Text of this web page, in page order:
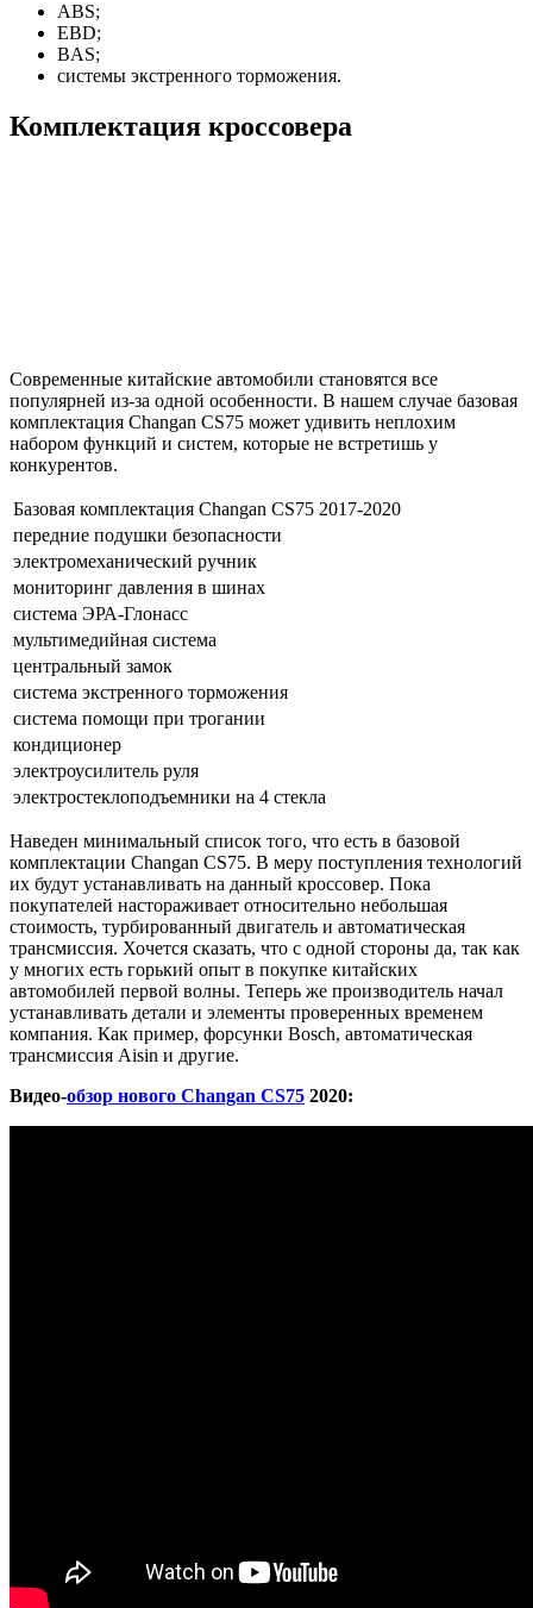
ABS;
EBD;
BAS;
системы экстренного торможения.
Комплектация кроссовера
Современные китайские автомобили становятся все
популярней из-за одной особенности. В нашем случае базовая
комплектация Changan CS75 может удивить неплохим
набором функций и систем, которые не встретишь у
конкурентов.
Базовая комплектация Changan CS75 2017-2020
передние подушки безопасности
электромеханический ручник
мониторинг давления в шинах
система ЭРА-Глонасс
мультимедийная система
центральный замок
система экстренного торможения
система помощи при трогании
кондиционер
электроусилитель руля
электростеклоподъемники на 4 стекла
Наведен минимальный список того, что есть в базовой
комплектации Changan CS75. В меру поступления технологий
их будут устанавливать на данный кроссовер. Пока
покупателей настораживает относительно небольшая
стоимость, турбированный двигатель и автоматическая
трансмиссия. Хочется сказать, что с одной стороны да, так как
у многих есть горький опыт в покупке китайских
автомобилей первой волны. Теперь же производитель начал
устанавливать детали и элементы проверенных временем
компания. Как пример, форсунки Bosch, автоматическая
трансмиссия Aisin и другие.
Видео-обзор нового Changan CS75 2020: